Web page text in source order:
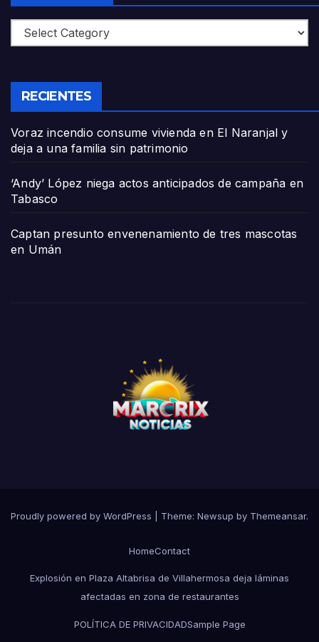
Categories
RECIENTES
Voraz incendio consume vivienda en El Naranjal y
deja a una familia sin patrimonio
‘Andy’ López niega actos anticipados de campaña en
Tabasco
Captan presunto envenenamiento de tres mascotas
en Umán
Proudly powered by WordPress Theme: Newsup by Themeansar.
HomeContact
Explosión en Plaza Altabrisa de Villahermosa deja láminas
afectadas en zona de restaurantes
POLÍTICA DE PRIVACIDADSample Page